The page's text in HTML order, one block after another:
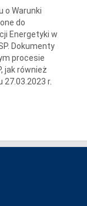
o Warunki
do
Energetyki w
Dokumenty
procesie
jak również
27.03.2023 r.